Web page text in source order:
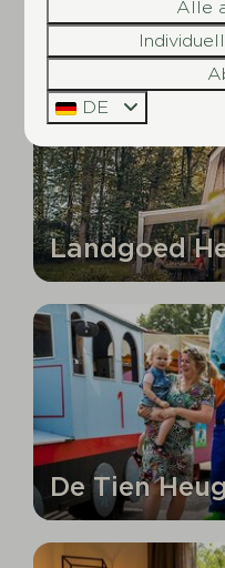
Bonte Vlucht
Landgoed
De Tien
Alle
DE